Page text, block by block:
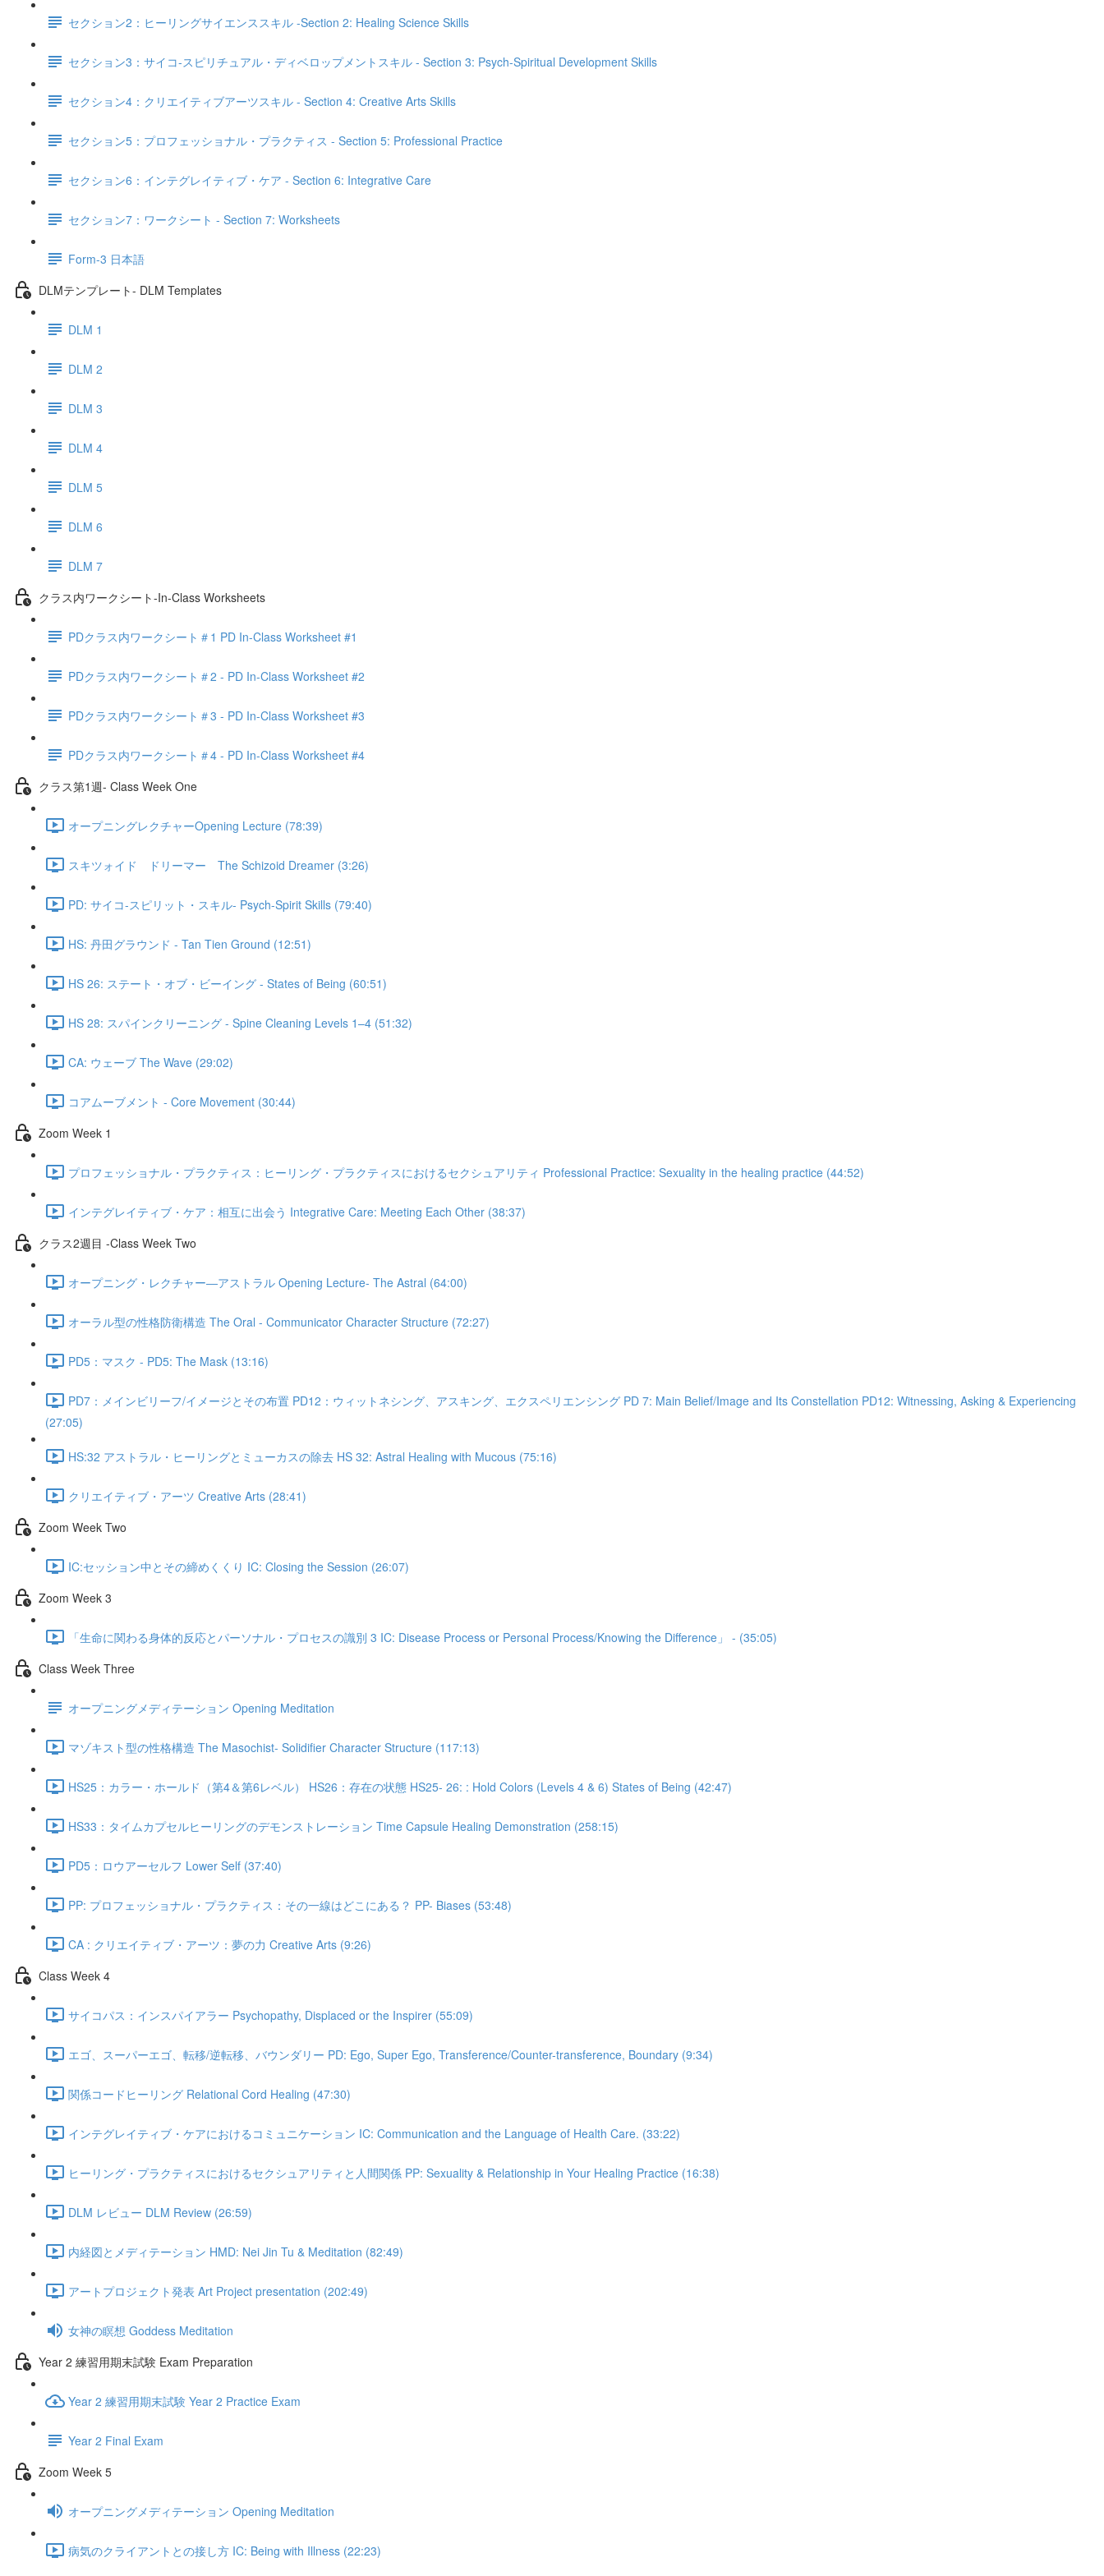
セクション2：ヒーリングサイエンススキル -Section 2: Healing Science Skills
セクション3：サイコ‐スピリチュアル・ディベロップメントスキル - Section 3: Psych-Spiritual Development Skills
セクション4：クリエイティブアーツスキル - Section 4: Creative Arts Skills
セクション5：プロフェッショナル・プラクティス - Section 5: Professional Practice
セクション6：インテグレイティブ・ケア - Section 6: Integrative Care
セクション7：ワークシート - Section 7: Worksheets
Form-3 日本語
DLMテンプレート- DLM Templates
DLM 1
DLM 2
DLM 3
DLM 4
DLM 5
DLM 6
DLM 7
クラス内ワークシート-In-Class Worksheets
PDクラス内ワークシート＃1 PD In-Class Worksheet #1
PDクラス内ワークシート＃2 - PD In-Class Worksheet #2
PDクラス内ワークシート＃3 - PD In-Class Worksheet #3
PDクラス内ワークシート＃4 - PD In-Class Worksheet #4
クラス第1週- Class Week One
オープニングレクチャーOpening Lecture (78:39)
スキツォイド ドリーマー The Schizoid Dreamer (3:26)
PD: サイコ‐スピリット・スキル- Psych-Spirit Skills (79:40)
HS: 丹田グラウンド - Tan Tien Ground (12:51)
HS 26: ステート・オブ・ビーイング - States of Being (60:51)
HS 28: スパインクリーニング - Spine Cleaning Levels 1–4 (51:32)
CA: ウェーブ The Wave (29:02)
コアムーブメント - Core Movement (30:44)
Zoom Week 1
プロフェッショナル・プラクティス：ヒーリング・プラクティスにおけるセクシュアリティ Professional Practice: Sexuality in the healing practice (44:52)
インテグレイティブ・ケア：相互に出会う Integrative Care: Meeting Each Other (38:37)
クラス2週目 -Class Week Two
オープニング・レクチャー―アストラル Opening Lecture- The Astral (64:00)
オーラル型の性格防衛構造 The Oral - Communicator Character Structure (72:27)
PD5：マスク - PD5: The Mask (13:16)
PD7：メインビリーフ/イメージとその布置 PD12：ウィットネシング、アスキング、エクスペリエンシング PD 7: Main Belief/Image and Its Constellation PD12: Witnessing, Asking & Experiencing
(27:05)
HS:32 アストラル・ヒーリングとミューカスの除去 HS 32: Astral Healing with Mucous (75:16)
クリエイティブ・アーツ Creative Arts (28:41)
Zoom Week Two
IC:セッション中とその締めくくり IC: Closing the Session (26:07)
Zoom Week 3
「生命に関わる身体的反応とパーソナル・プロセスの識別 3 IC: Disease Process or Personal Process/Knowing the Difference」 - (35:05)
Class Week Three
オープニングメディテーション Opening Meditation
マゾキスト型の性格構造 The Masochist- Solidifier Character Structure (117:13)
HS25：カラー・ホールド（第4＆第6レベル） HS26：存在の状態 HS25- 26: : Hold Colors (Levels 4 & 6) States of Being (42:47)
HS33：タイムカプセルヒーリングのデモンストレーション Time Capsule Healing Demonstration (258:15)
PD5：ロウアーセルフ Lower Self (37:40)
PP: プロフェッショナル・プラクティス：その一線はどこにある？ PP- Biases (53:48)
CA : クリエイティブ・アーツ：夢の力 Creative Arts (9:26)
Class Week 4
サイコパス：インスパイアラー Psychopathy, Displaced or the Inspirer (55:09)
エゴ、スーパーエゴ、転移/逆転移、バウンダリー PD: Ego, Super Ego, Transference/Counter-transference, Boundary (9:34)
関係コードヒーリング Relational Cord Healing (47:30)
インテグレイティブ・ケアにおけるコミュニケーション IC: Communication and the Language of Health Care. (33:22)
ヒーリング・プラクティスにおけるセクシュアリティと人間関係 PP: Sexuality & Relationship in Your Healing Practice (16:38)
DLM レビュー DLM Review (26:59)
内経図とメディテーション HMD: Nei Jin Tu & Meditation (82:49)
アートプロジェクト発表 Art Project presentation (202:49)
女神の瞑想 Goddess Meditation
Year 2 練習用期末試験 Exam Preparation
Year 2 練習用期末試験 Year 2 Practice Exam
Year 2 Final Exam
Zoom Week 5
オープニングメディテーション Opening Meditation
病気のクライアントとの接し方 IC: Being with Illness (22:23)